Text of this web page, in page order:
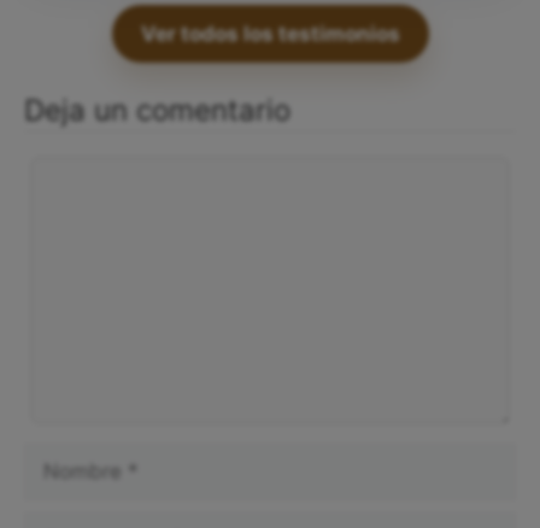
Ver todos los testimonios
Deja un comentario